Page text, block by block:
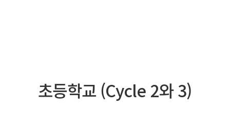
초등학교 (Cycle 2와 3)